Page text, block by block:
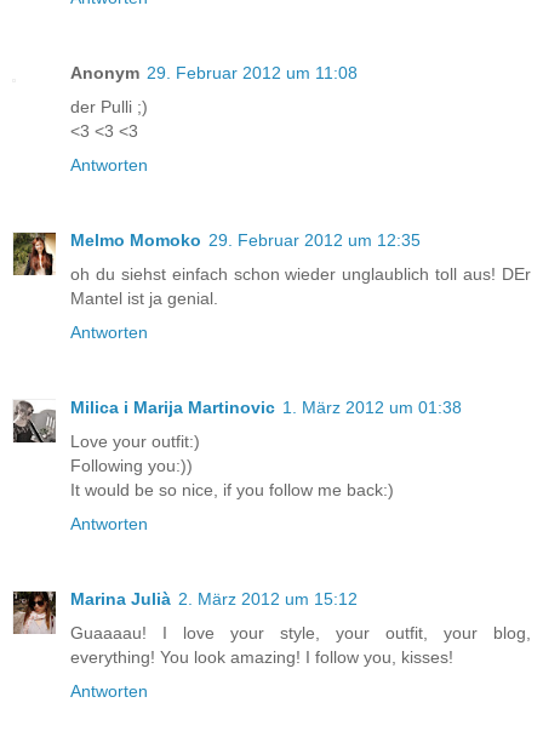
Anonym 29. Februar 2012 um 11:08
der Pulli ;)
<3 <3 <3
Antworten
Melmo Momoko 29. Februar 2012 um 12:35
oh du siehst einfach schon wieder unglaublich toll aus! DEr
Mantel ist ja genial.
Antworten
Milica i Marija Martinovic 1. März 2012 um 01:38
Love your outfit:)
Following you:))
It would be so nice, if you follow me back:)
Antworten
Marina Julià 2. März 2012 um 15:12
Guaaaau! I love your style, your outfit, your blog,
everything! You look amazing! I follow you, kisses!
Antworten